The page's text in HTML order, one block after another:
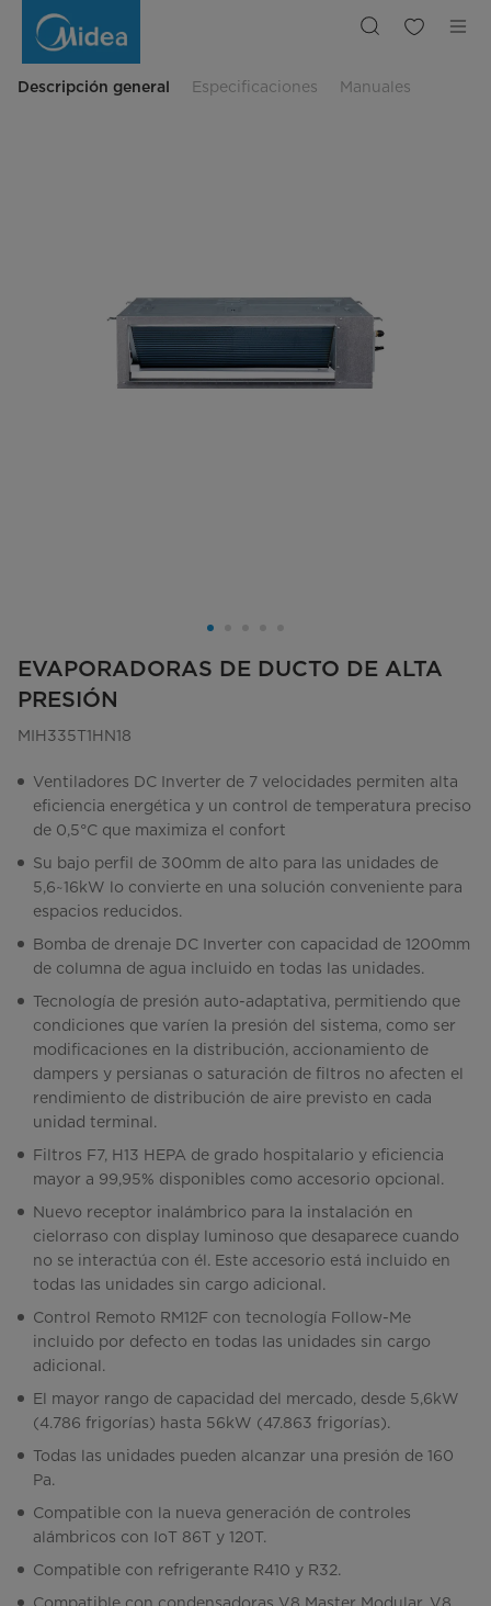
Descripción general Especificaciones Manuales
EVAPORADORAS DE DUCTO DE ALTA
PRESIÓN
MIH335T1HN18
Ventiladores DC Inverter de 7 velocidades permiten alta
eficiencia energética y un control de temperatura preciso
de 0,5°C que maximiza el confort
Su bajo perfil de 300mm de alto para las unidades de
5,6~16kW lo convierte en una solución conveniente para
espacios reducidos.
Bomba de drenaje DC Inverter con capacidad de 1200mm
de columna de agua incluido en todas las unidades.
Tecnología de presión auto-adaptativa, permitiendo que
condiciones que varíen la presión del sistema, como ser
modificaciones en la distribución, accionamiento de
dampers y persianas o saturación de filtros no afecten el
rendimiento de distribución de aire previsto en cada
unidad terminal.
Filtros F7, H13 HEPA de grado hospitalario y eficiencia
mayor a 99,95% disponibles como accesorio opcional.
Nuevo receptor inalámbrico para la instalación en
cielorraso con display luminoso que desaparece cuando
no se interactúa con él. Este accesorio está incluido en
todas las unidades sin cargo adicional.
Control Remoto RM12F con tecnología Follow-Me
incluido por defecto en todas las unidades sin cargo
adicional.
El mayor rango de capacidad del mercado, desde 5,6kW
(4.786 frigorías) hasta 56kW (47.863 frigorías).
Todas las unidades pueden alcanzar una presión de 160
Pa.
Compatible con la nueva generación de controles
alámbricos con IoT 86T y 120T.
Compatible con refrigerante R410 y R32.